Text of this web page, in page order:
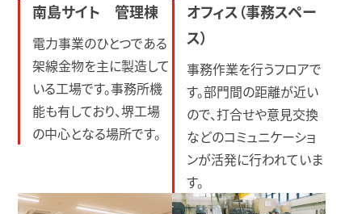
南島サイト 管理棟
電力事業のひとつである
架線金物を主に製造して
いる工場です。事務所機
能も有しており、堺工場
の中心となる場所です。
オフィス（事務スペー
ス）
事務作業を行うフロアで
す。部門間の距離が近い
ので、打合せや意見交換
などのコミュニケーショ
ンが活発に行われていま
す。